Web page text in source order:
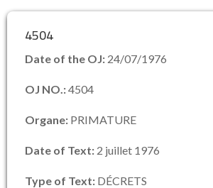
4504
Date of the OJ: 24/07/1976
OJ NO.:4504
Organe: PRIMATURE
Date of Text: 2 juillet 1976
Type of Text: DÉCRETS